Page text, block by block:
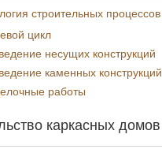
строительных процессов
цикл
несущих конструкций
каменных конструкций
работы
каркасных домов